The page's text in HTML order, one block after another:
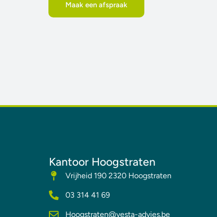
Maak een afspraak
Kantoor Hoogstraten
Vrijheid 190 2320 Hoogstraten
03 314 41 69
Hoogstraten@vesta-advies.be